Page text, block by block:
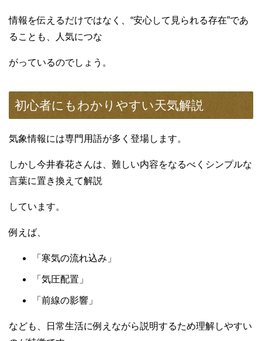
情報を伝えるだけではなく、“安心して見られる存在”であ
ることも、人気につな
がっているのでしょう。
初心者にもわかりやすい天気解説
気象情報には専門用語が多く登場します。
しかし今井春花さんは、難しい内容をなるべくシンプルな
言葉に置き換えて解説
しています。
例えば、
「寒気の流れ込み」
「気圧配置」
「前線の影響」
なども、日常生活に例えながら説明するため理解しやすい